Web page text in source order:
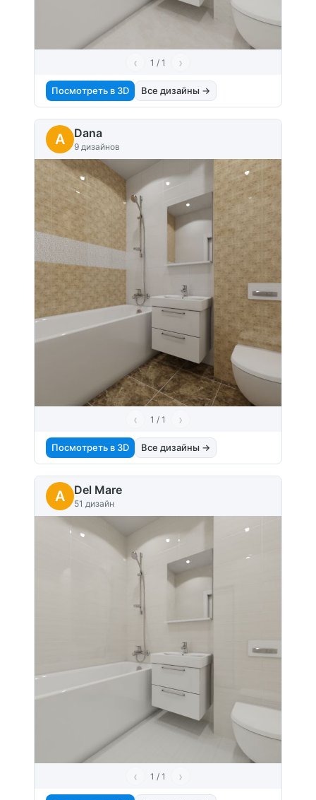
‹ 1 / 1 ›
Посмотреть в 3D Все дизайны →
A Dana
9 дизайнов
‹ 1 / 1 ›
Посмотреть в 3D Все дизайны →
A Del Mare
51 дизайн
‹ 1 / 1 ›